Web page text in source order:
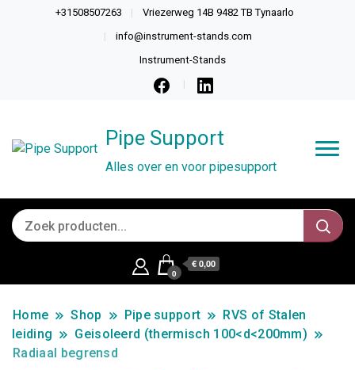
+31508507263 Vriezerweg 14B 9482 TB Tynaarlo
info@instrument-stands.com
Instrument-Stands
Pipe Support
Alles over en voor pipesupport
0
€ 0,00
Home Shop Pipe support
RVS of Stalen
leiding
Geisoleerd (thermisch 100<d<200mm)
Radiaal begrensd